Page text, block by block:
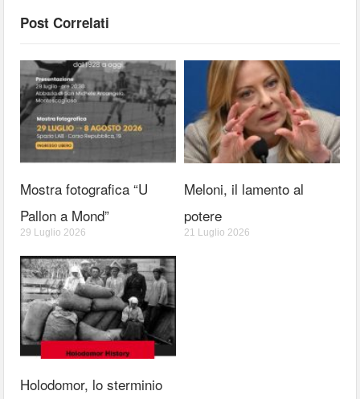
Post Correlati
Mostra fotografica “U
Pallon a Mond”
29 Luglio 2026
Meloni, il lamento al
potere
21 Luglio 2026
Holodomor, lo sterminio